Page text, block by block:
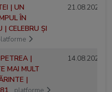
| UN
ÎN
| CELEBRU ȘI
21.08.2025
|
MAI MULT
|
14.08.2025